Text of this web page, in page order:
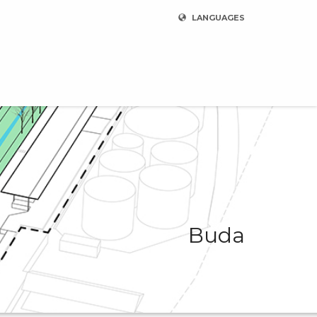
LANGUAGES
Buda